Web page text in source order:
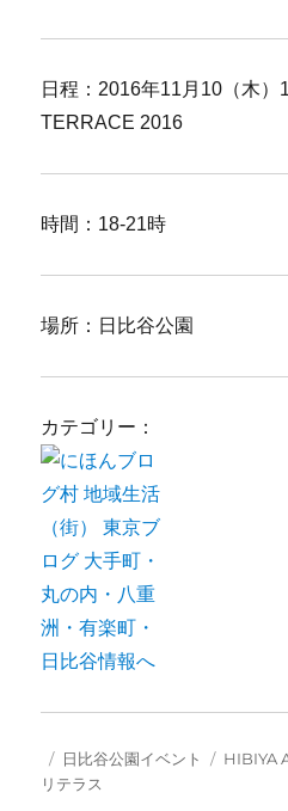
日程：2016年11月10（木）
TERRACE 2016
時間：18-21時
場所：日比谷公園
カテゴリー：
投
稿
カ
テ
日比谷公園イベント
タ
HIBIYA
リテラス